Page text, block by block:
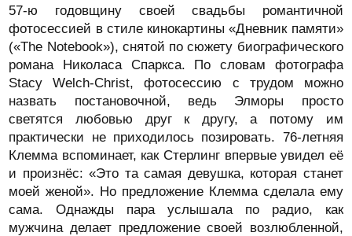
57-ю годовщину своей свадьбы романтичной
фотосессией в стиле кинокартины «Дневник памяти»
(«The Notebook»), снятой по сюжету биографического
романа Николаса Спаркса. По словам фотографа
Stacy Welch-Christ, фотосессию с трудом можно
назвать постановочной, ведь Элморы просто
светятся любовью друг к другу, а потому им
практически не приходилось позировать. 76-летняя
Клемма вспоминает, как Стерлинг впервые увидел её
и произнёс: «Это та самая девушка, которая станет
моей женой». Но предложение Клемма сделала ему
сама. Однажды пара услышала по радио, как
мужчина делает предложение своей возлюбленной,